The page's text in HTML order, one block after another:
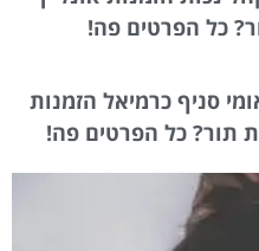
כל הפרטים פה!
סניף כרמיאל הזמנות
תור? כל הפרטים פה!